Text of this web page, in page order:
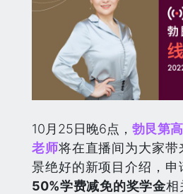
10月25日晚6点， 勃艮第
老师将在直播间为大家
景绝好的新项目介绍，申
50%学费减免的奖学金相